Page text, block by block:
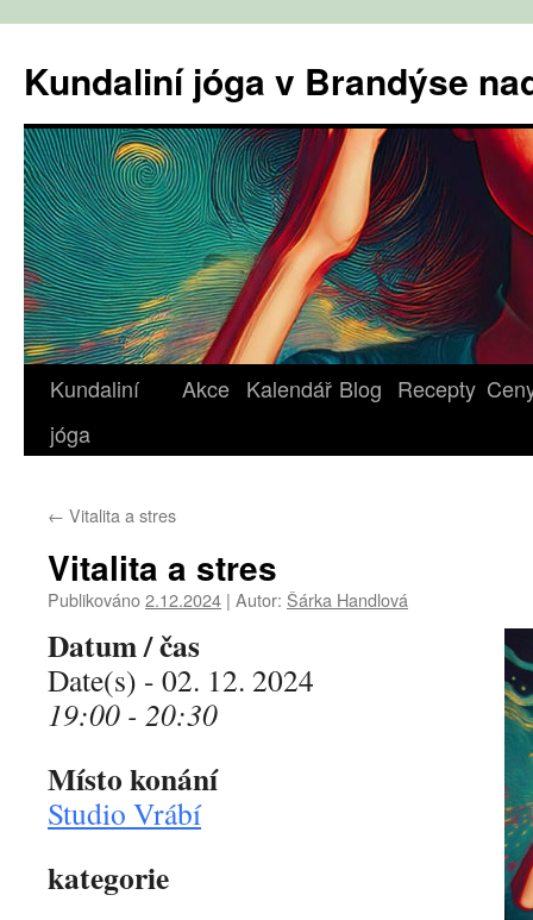
obsahu
webu
Kundaliní jóga v Brandýse
Kundaliní
jóga
Akce Kalendář Blog Recepty
← Vitalita a stres
Vitalita a stres
Publikováno2.12.2024 | Autor: Šárka Handlová
Datum / čas
Date(s) - 02. 12. 2024
19:00 - 20:30
Místo konání
Studio Vrábí
kategorie